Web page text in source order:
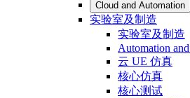
Cloud and Automation
实验室及制造
实验室及制造
Automation
云 UE 仿真
核心仿真
核心测试